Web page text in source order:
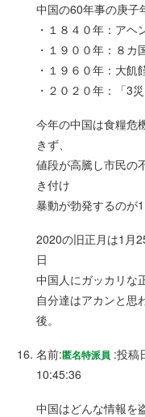
中国の60年事の庚子
・１８４０年：アヘ
・１９００年：８カ
・１９６０年：大飢
・２０２０年：「3
今年の中国は食糧危
きず、
値段が高騰し市民の
き付け
暴動が勃発するのが
2020の旧正月は1月
日
中国人にガッカリな
自分達はアカンと思
後。
名前:匿名特派員 :投稿
10:45:36
中国はどんな情報を